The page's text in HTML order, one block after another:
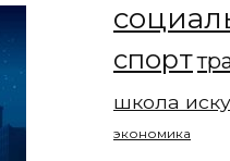
спорт
школа
экономика